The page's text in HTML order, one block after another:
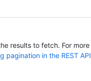
results to fetch. For more
pagination in the REST API